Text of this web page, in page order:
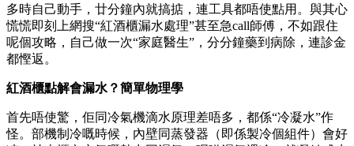
多時自己動手，廿分鐘內就搞掂，連工具都唔使點用。與其心
慌慌即刻上網搜“紅酒櫃漏水處理”甚至急call師傅，不如跟住
呢個攻略，自己做一次“家庭醫生”，分分鐘藥到病除，連診金
都慳返。
紅酒櫃點解會漏水？簡單物理學
首先唔使驚，佢同冷氣機滴水原理差唔多，都係“冷凝水”作
怪。部機制冷嘅時候，內壁同蒸發器（即係製冷個組件）會好